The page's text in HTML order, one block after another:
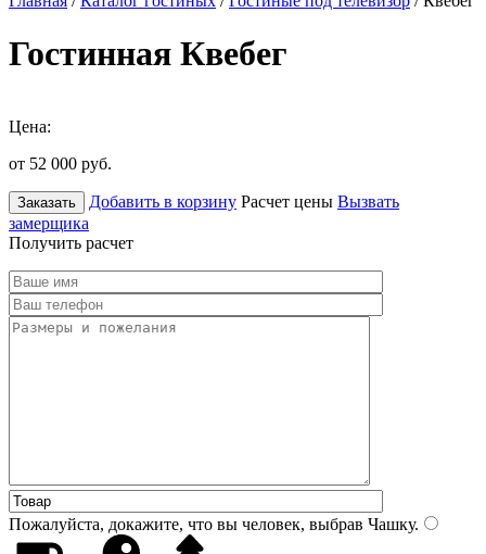
Гостинная Квебег
Цена:
от 52 000 руб.
Заказать Добавить в корзину Расчет цены Вызвать
замерщика
Получить расчет
Пожалуйста, докажите, что вы человек, выбрав Чашку.